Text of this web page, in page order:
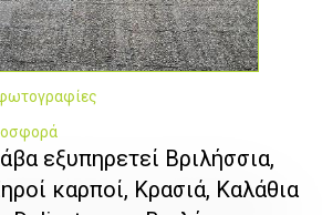
εξυπηρετεί Βριλήσσια,
καρποί, Κρασιά, Καλάθια